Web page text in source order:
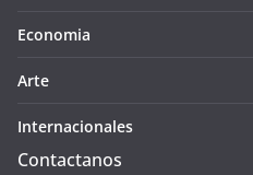
Economia
Arte
Internacionales
Contactanos